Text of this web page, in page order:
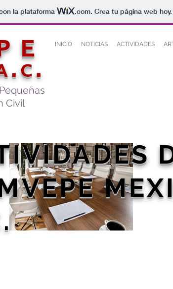
la plataforma .com. Crea tu página web hoy.
INICIO NOTICIAS ACTIVIDADES
Civil